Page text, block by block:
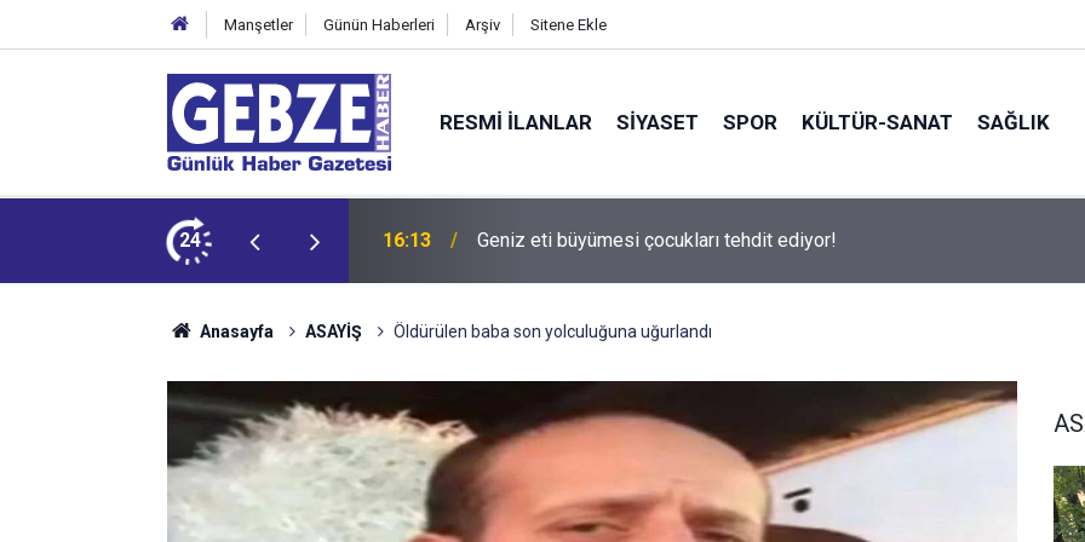
Manşetler Günün Haberleri Arşiv Sitene Ekle
RESMI İLANLAR SİYASET SPOR KÜLTÜR-SANAT SAĞLIK
24 15:27 Bilişim 500 Araştırması’nın sonuçları açıklandı
Anasayfa ASAYİŞ Öldürülen baba son yolculuğuna uğurlandı